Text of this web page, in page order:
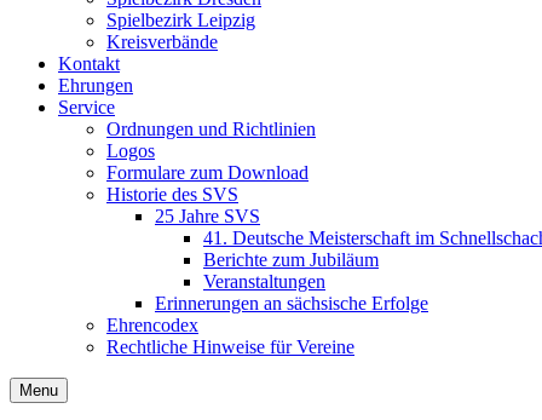
Spielbezirk Leipzig
Kreisverbände
Kontakt
Ehrungen
Service
Ordnungen und Richtlinien
Logos
Formulare zum Download
Historie des SVS
25 Jahre SVS
41. Deutsche Meisterschaft im
Berichte zum Jubiläum
Veranstaltungen
Erinnerungen an sächsische Erfolge
Ehrencodex
Rechtliche Hinweise für Vereine
Menu